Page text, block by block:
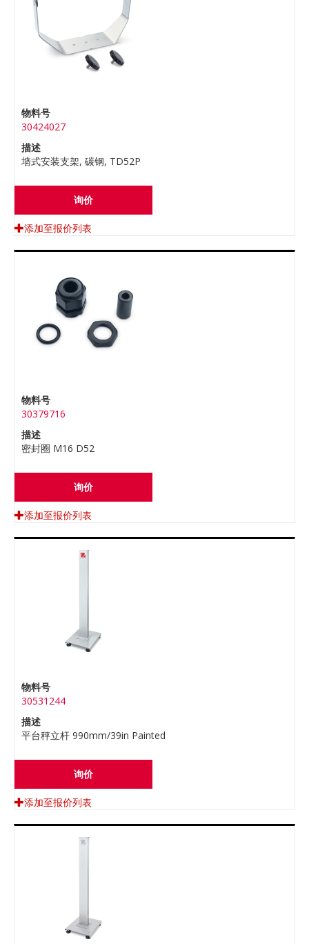
物料号
30424027
描述
墙式安装支架, 碳钢, TD52P
询价
添加至报价列表
物料号
30379716
描述
密封圈 M16 D52
询价
添加至报价列表
物料号
30531244
描述
平台秤立杆 990mm/39in Painted
询价
添加至报价列表